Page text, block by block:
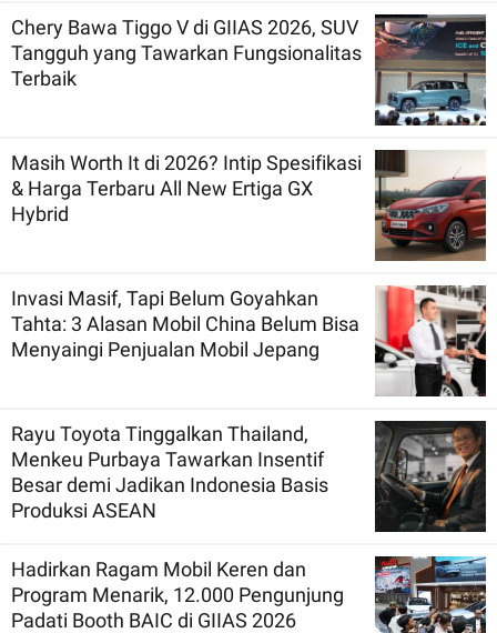
Chery Bawa Tiggo V di GIIAS 2026, SUV
Tangguh yang Tawarkan Fungsionalitas
Terbaik
Masih Worth It di 2026? Intip Spesifikasi
& Harga Terbaru All New Ertiga GX
Hybrid
Invasi Masif, Tapi Belum Goyahkan
Tahta: 3 Alasan Mobil China Belum Bisa
Menyaingi Penjualan Mobil Jepang
Rayu Toyota Tinggalkan Thailand,
Menkeu Purbaya Tawarkan Insentif
Besar demi Jadikan Indonesia Basis
Produksi ASEAN
Hadirkan Ragam Mobil Keren dan
Program Menarik, 12.000 Pengunjung
Padati Booth BAIC di GIIAS 2026